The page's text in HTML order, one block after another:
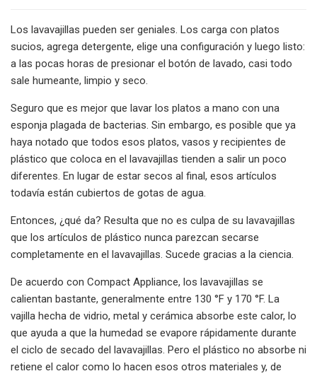
Los lavavajillas pueden ser geniales. Los carga con platos
sucios, agrega detergente, elige una configuración y luego listo:
a las pocas horas de presionar el botón de lavado, casi todo
sale humeante, limpio y seco.
Seguro que es mejor que lavar los platos a mano con una
esponja plagada de bacterias. Sin embargo, es posible que ya
haya notado que todos esos platos, vasos y recipientes de
plástico que coloca en el lavavajillas tienden a salir un poco
diferentes. En lugar de estar secos al final, esos artículos
todavía están cubiertos de gotas de agua.
Entonces, ¿qué da? Resulta que no es culpa de su lavavajillas
que los artículos de plástico nunca parezcan secarse
completamente en el lavavajillas. Sucede gracias a la ciencia.
De acuerdo con Compact Appliance, los lavavajillas se
calientan bastante, generalmente entre 130 °F y 170 °F. La
vajilla hecha de vidrio, metal y cerámica absorbe este calor, lo
que ayuda a que la humedad se evapore rápidamente durante
el ciclo de secado del lavavajillas. Pero el plástico no absorbe ni
retiene el calor como lo hacen esos otros materiales y, de